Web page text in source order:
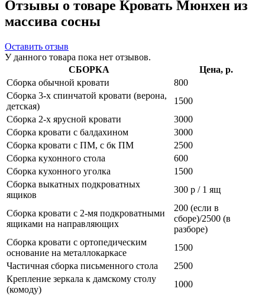
Отзывы о товаре Кровать Мюнхен из
массива сосны
Оставить отзыв
У данного товара пока нет отзывов.
СБОРКА
Цена, р.
Сборка обычной кровати
800
Сборка 3-х спинчатой кровати (верона,
детская)
1500
Сборка 2-х ярусной кровати
3000
Сборка кровати с балдахином
3000
Сборка кровати с ПМ, с бк ПМ
2500
Сборка кухонного стола
600
Сборка кухонного уголка
1500
Сборка выкатных подкроватных
ящиков
300 р / 1 ящ
Сборка кровати с 2-мя подкроватными
ящиками на направляющих
200 (если в
сборе)/2500 (в
разборе)
Сборка кровати с ортопедическим
основание на металлокаркасе
1500
Частичная сборка письменного стола
2500
Крепление зеркала к дамскому столу
(комоду)
1000